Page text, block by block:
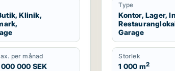
Klinik,
per månad
000 SEK
Type
Kontor, Lager,
Garage
Storlek
1 000 m2